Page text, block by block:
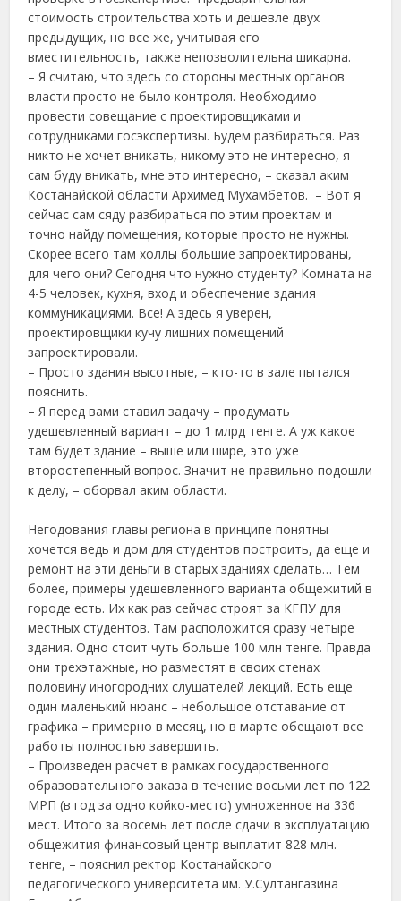
стоимость строительства хоть и дешевле двух
предыдущих, но все же, учитывая его
вместительность, также непозволительна шикарна.
– Я считаю, что здесь со стороны местных органов
власти просто не было контроля. Необходимо
провести совещание с проектировщиками и
сотрудниками госэкспертизы. Будем разбираться. Раз
никто не хочет вникать, никому это не интересно, я
сам буду вникать, мне это интересно, – сказал аким
Костанайской области Архимед Мухамбетов. – Вот я
сейчас сам сяду разбираться по этим проектам и
точно найду помещения, которые просто не нужны.
Скорее всего там холлы большие запроектированы,
для чего они? Сегодня что нужно студенту? Комната на
4-5 человек, кухня, вход и обеспечение здания
коммуникациями. Все! А здесь я уверен,
проектировщики кучу лишних помещений
запроектировали.
– Просто здания высотные, – кто-то в зале пытался
пояснить.
– Я перед вами ставил задачу – продумать
удешевленный вариант – до 1 млрд тенге. А уж какое
там будет здание – выше или шире, это уже
второстепенный вопрос. Значит не правильно подошли
к делу, – оборвал аким области.
Негодования главы региона в принципе понятны –
хочется ведь и дом для студентов построить, да еще и
ремонт на эти деньги в старых зданиях сделать… Тем
более, примеры удешевленного варианта общежитий в
городе есть. Их как раз сейчас строят за КГПУ для
местных студентов. Там расположится сразу четыре
здания. Одно стоит чуть больше 100 млн тенге. Правда
они трехэтажные, но разместят в своих стенах
половину иногородних слушателей лекций. Есть еще
один маленький нюанс – небольшое отставание от
графика – примерно в месяц, но в марте обещают все
работы полностью завершить.
– Произведен расчет в рамках государственного
образовательного заказа в течение восьми лет по 122
МРП (в год за одно койко-место) умноженное на 336
мест. Итого за восемь лет после сдачи в эксплуатацию
общежития финансовый центр выплатит 828 млн.
тенге, – пояснил ректор Костанайского
педагогического университета им. У.Султангазина